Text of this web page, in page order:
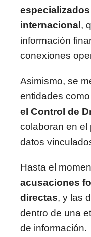
internacional ,
información
conexiones
Asimismo, se
entidades
el Control de
colaboran en el
datos
Hasta el
acusaciones
directas, y las
dentro de una
de información.